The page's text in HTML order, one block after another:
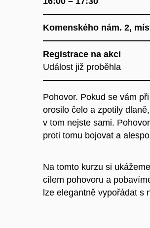
Komenského nám. 2,
Registrace na akci
Událost již proběhla
Pohovor. Pokud se vám
orosilo čelo a zpotily
v tom nejste sami.
proti tomu bojovat a
Na tomto kurzu si
cílem pohovoru a
lze elegantně vypořádat s